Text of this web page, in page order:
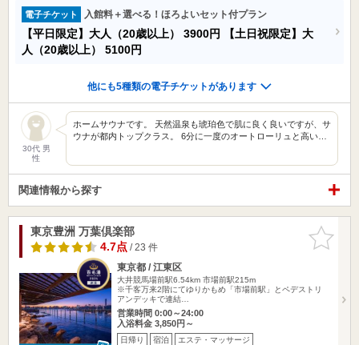
電子チケット 入館料＋選べる！ほろよいセット付プラン
【平日限定】大人（20歳以上） 3900円
【土日祝限定】大
人（20歳以上） 5100円
他にも5種類の電子チケットがあります
30代 男
性
ホームサウナです。 天然温泉も琥珀色で肌に良く良いですが、サ
ウナが都内トップクラス。 6分に一度のオートローリュと高い…
関連情報から探す
お気に入
りに追加
東京豊洲 万葉倶楽部
4.7点/ 23 件
東京都 / 江東区
大井競馬場前駅6.54km 市場前駅215m
※千客万来2階にてゆりかもめ「市場前駅」とペデストリ
アンデッキで連結…
営業時間 0:00～24:00
入浴料金 3,850円～
日帰り 宿泊 エステ・マッサージ